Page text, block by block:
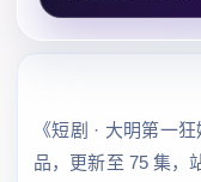
《短剧 · 大明第一
品，更新至 75 集，